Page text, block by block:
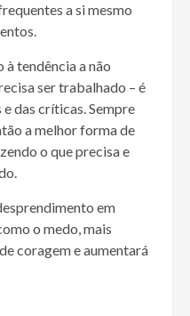
a si mesmo
tendência a não
ser trabalhado – é
das críticas. Sempre
a melhor forma de
o que precisa e
em
o medo, mais
coragem e aumentará